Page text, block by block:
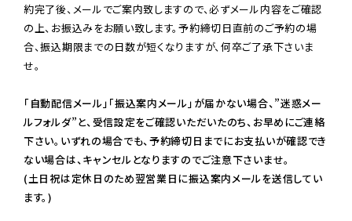
約完了後、メールでご案内致しますので、必ずメール内容をご確認
の上、お振込みをお願い致します。予約締切日直前のご予約の場
合、振込期限までの日数が短くなりますが、何卒ご了承下さいま
せ。
「自動配信メール」「振込案内メール」が届かない場合、”迷惑メー
ルフォルダ”と、受信設定をご確認いただいたのち、お早めにご連絡
下さい。いずれの場合でも、予約締切日までにお支払いが確認でき
ない場合は、キャンセルとなりますのでご注意下さいませ。
(土日祝は定休日のため翌営業日に振込案内メールを送信してい
ます。)